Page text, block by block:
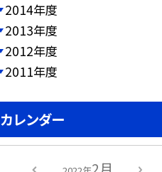
2014年度
2013年度
2012年度
2011年度
カレンダー